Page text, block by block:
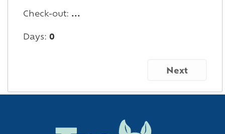
Check-out: ...
Days: 0
Next